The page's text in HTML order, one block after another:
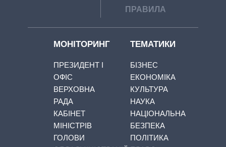
ПРАВИЛА
МОНІТОРИНГ
ПРЕЗИДЕНТ І
ОФІС
ВЕРХОВНА
РАДА
КАБІНЕТ
МІНІСТРІВ
ГОЛОВИ
ТЕМАТИКИ
БІЗНЕС
ЕКОНОМІКА
КУЛЬТУРА
НАУКА
НАЦІОНАЛЬНА
БЕЗПЕКА
ПОЛІТИКА